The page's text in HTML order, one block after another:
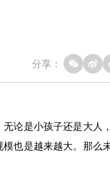
分享：
论是小孩子还是大人
也是越来越大。那么